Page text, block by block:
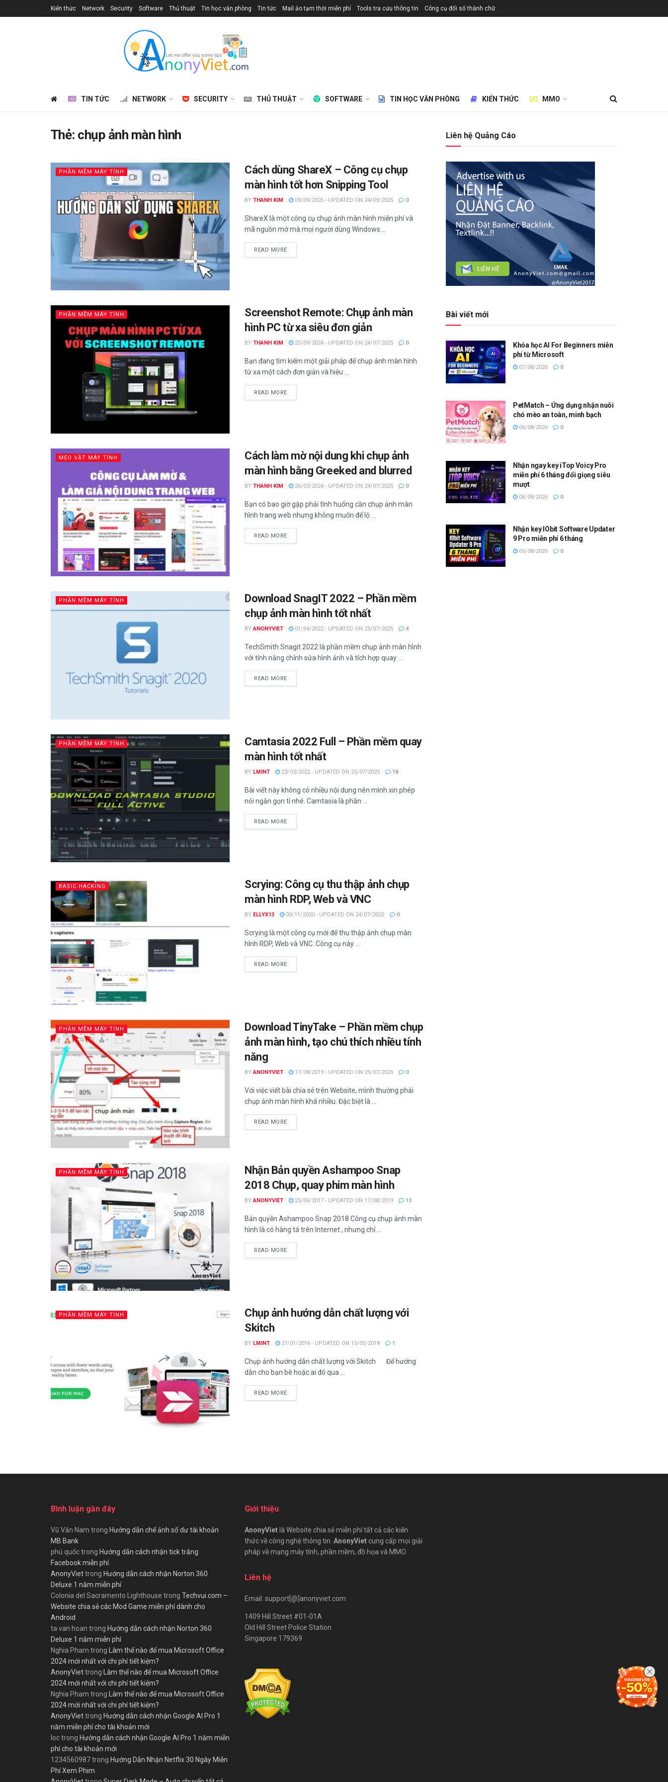
Kiến thức Network Security Software Thủ thuật Tin học văn phòng Tin tức Mail ảo tạm thời miễn phí Tools tra cứu thông tin Công cụ đổi số thành chữ
TIN TỨC NETWORK SECURITY THỦ THUẬT SOFTWARE TIN HỌC VĂN PHÒNG KIẾN THỨC MMO
Thẻ: chụp ảnh màn hình
PHẦN MỀM MÁY TÍNH
Cách dùng ShareX – Công cụ chụp
màn hình tốt hơn Snipping Tool
BY THANH KIM 09/09/2025 - UPDATED ON 24/09/2025 0
ShareX là một công cụ chụp ảnh màn hình miễn phí và
mã nguồn mở mà mọi người dùng Windows ...
READ MOREDETAILS
PHẦN MỀM MÁY TÍNH
Screenshot Remote: Chụp ảnh màn
hình PC từ xa siêu đơn giản
BY THANH KIM 25/09/2024 - UPDATED ON 24/07/2025 0
Bạn đang tìm kiếm một giải pháp để chụp ảnh màn hình
từ xa một cách đơn giản và hiệu ...
READ MOREDETAILS
MẸO VẶT MÁY TÍNH
Cách làm mờ nội dung khi chụp ảnh
màn hình bằng Greeked and blurred
BY THANH KIM 26/03/2024 - UPDATED ON 24/07/2025 0
Bạn có bao giờ gặp phải tình huống cần chụp ảnh màn
hình trang web nhưng không muốn để lộ ...
READ MOREDETAILS
PHẦN MỀM MÁY TÍNH
Download SnagIT 2022 – Phần mềm
chụp ảnh màn hình tốt nhất
BY ANONYVIET 01/04/2022 - UPDATED ON 25/07/2025 4
TechSmith Snagit 2022 là phần mềm chụp ảnh màn hình
với tính năng chỉnh sửa hình ảnh và tích hợp quay ...
READ MOREDETAILS
PHẦN MỀM MÁY TÍNH
Camtasia 2022 Full – Phần mềm quay
màn hình tốt nhất
BY LMINT 23/03/2022 - UPDATED ON 25/07/2025 18
Bài viết này không có nhiều nội dung nên mình xin phép
nói ngắn gọn tí nhé. Camtasia là phần ...
READ MOREDETAILS
BASIC HACKING
Scrying: Công cụ thu thập ảnh chụp
màn hình RDP, Web và VNC
BY ELLYX13 03/11/2020 - UPDATED ON 24/07/2025 0
Scrying là một công cụ mới để thu thập ảnh chụp màn
hình RDP, Web và VNC. Công cụ này ...
READ MOREDETAILS
PHẦN MỀM MÁY TÍNH
Download TinyTake – Phần mềm chụp
ảnh màn hình, tạo chú thích nhiều tính
năng
BY ANONYVIET 17/08/2019 - UPDATED ON 25/07/2025 0
Với việc viết bài chia sẻ trên Website, mình thường phải
chụp ảnh màn hình khá nhiều. Đặc biệt là ...
READ MOREDETAILS
PHẦN MỀM MÁY TÍNH
Nhận Bản quyền Ashampoo Snap
2018 Chụp, quay phim màn hình
BY ANONYVIET 25/06/2017 - UPDATED ON 17/08/2019 13
Bản quyền Ashampoo Snap 2018 Công cụ chụp ảnh màn
hình là có hàng tá trên Internet , nhưng chỉ ...
READ MOREDETAILS
PHẦN MỀM MÁY TÍNH
Chụp ảnh hướng dẫn chất lượng với
Skitch
BY LMINT 27/01/2016 - UPDATED ON 15/05/2018 1
Chụp ảnh hướng dẫn chất lượng với Skitch Để hướng
dẫn cho bạn bè hoặc ai đó qua ...
READ MOREDETAILS
Liên hệ Quảng Cáo
Bài viết mới
Khóa học AI For Beginners miễn
phí từ Microsoft
07/08/2026 0
PetMatch – Ứng dụng nhận nuôi
chó mèo an toàn, minh bạch
06/08/2026 0
Nhận ngay key iTop Voicy Pro
miễn phí 6 tháng đổi giọng siêu
mượt
06/08/2026 0
Nhận key IObit Software Updater
9 Pro miễn phí 6 tháng
05/08/2026 0
Bình luận gần đây
Vũ Văn Nam trong Hướng dẫn chế ảnh số dư tài khoản
MB Bank
phú quốctrong Hướng dẫn cách nhận tick trắng
Facebook miễn phí
AnonyViettrong Hướng dẫn cách nhận Norton 360
Deluxe 1 năm miễn phí
Colonia del Sacramento Lighthouse trong Techvui.com –
Website chia sẻ các Mod Game miễn phí dành cho
Android
ta van hoan trong Hướng dẫn cách nhận Norton 360
Deluxe 1 năm miễn phí
Nghia Pham trong Làm thế nào để mua Microsoft Office
2024 mới nhất với chi phí tiết kiệm?
AnonyViettrong Làm thế nào để mua Microsoft Office
2024 mới nhất với chi phí tiết kiệm?
Nghia Pham trong Làm thế nào để mua Microsoft Office
2024 mới nhất với chi phí tiết kiệm?
AnonyViettrong Hướng dẫn cách nhận Google AI Pro 1
năm miễn phí cho tài khoản mới
loctrong Hướng dẫn cách nhận Google AI Pro 1 năm miễn
phí cho tài khoản mới
1234560987trong Hướng Dẫn Nhận Netflix 30 Ngày Miễn
Phí Xem Phim
Giới thiệu
AnonyVietlà Website chia sẻ miễn phí tất cả các kiến
thức về công nghệ thông tin. AnonyViet cung cấp mọi giải
pháp về mạng máy tính, phần mềm, đồ họa và MMO.
Liên hệ
Email: support[@]anonyviet.com
1409 Hill Street #01-01A
Old Hill Street Police Station
Singapore 179369